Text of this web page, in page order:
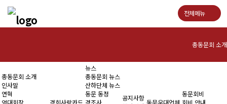
전체메뉴
총동문회 소개
인사말
연혁
총동문회 소개
인사말
연혁
역대회장
경희사랑카드
뉴스
총동문회 뉴스
산하단체 뉴스
동문 동정
경조사
공지사항
동문우대업체
동문회비
회비 안내